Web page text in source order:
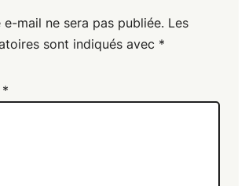
mail ne sera pas publiée. Les
sont indiqués avec *
*